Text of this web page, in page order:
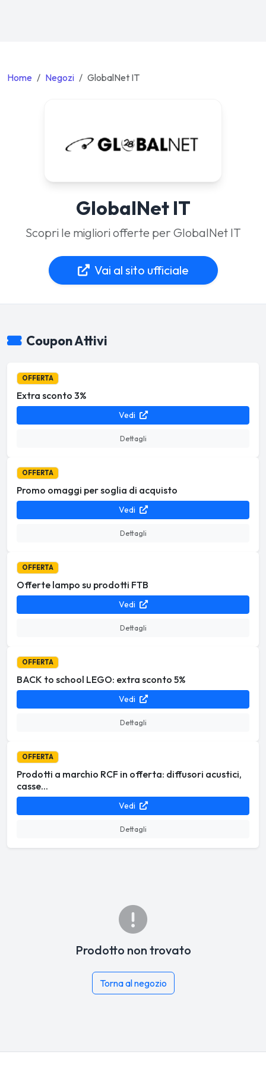
Home Negozi GlobalNet IT
GlobalNet IT
Scopri le migliori offerte per GlobalNet IT
Vai al sito ufficiale
Coupon Attivi
OFFERTA
Extra sconto 3%
Vedi
Dettagli
OFFERTA
Promo omaggi per soglia di acquisto
Vedi
Dettagli
OFFERTA
Offerte lampo su prodotti FTB
Vedi
Dettagli
OFFERTA
BACK to school LEGO: extra sconto 5%
Vedi
Dettagli
OFFERTA
Prodotti a marchio RCF in offerta: diffusori acustici,
casse...
Vedi
Dettagli
Prodotto non trovato
Torna al negozio